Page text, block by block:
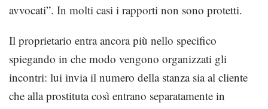
avvocati”. In molti casi i rapporti non sono protetti.
Il proprietario entra ancora più nello specifico
spiegando in che modo vengono organizzati gli
incontri: lui invia il numero della stanza sia al cliente
che alla prostituta così entrano separatamente in